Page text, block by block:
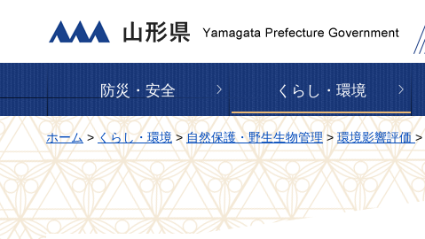
山形県
防災・安全 くらし・環境
ホーム>くらし・環境 >自然保護・野生生物管理>環境影響評価>